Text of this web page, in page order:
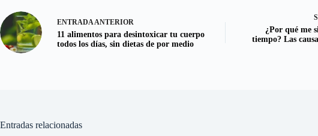
ENTRADAANTERIOR
11 alimentos para desintoxicar tu cuerpo
todos los días, sin dietas de por medio
¿Por qué me
tiempo? Las
Entradas relacionadas